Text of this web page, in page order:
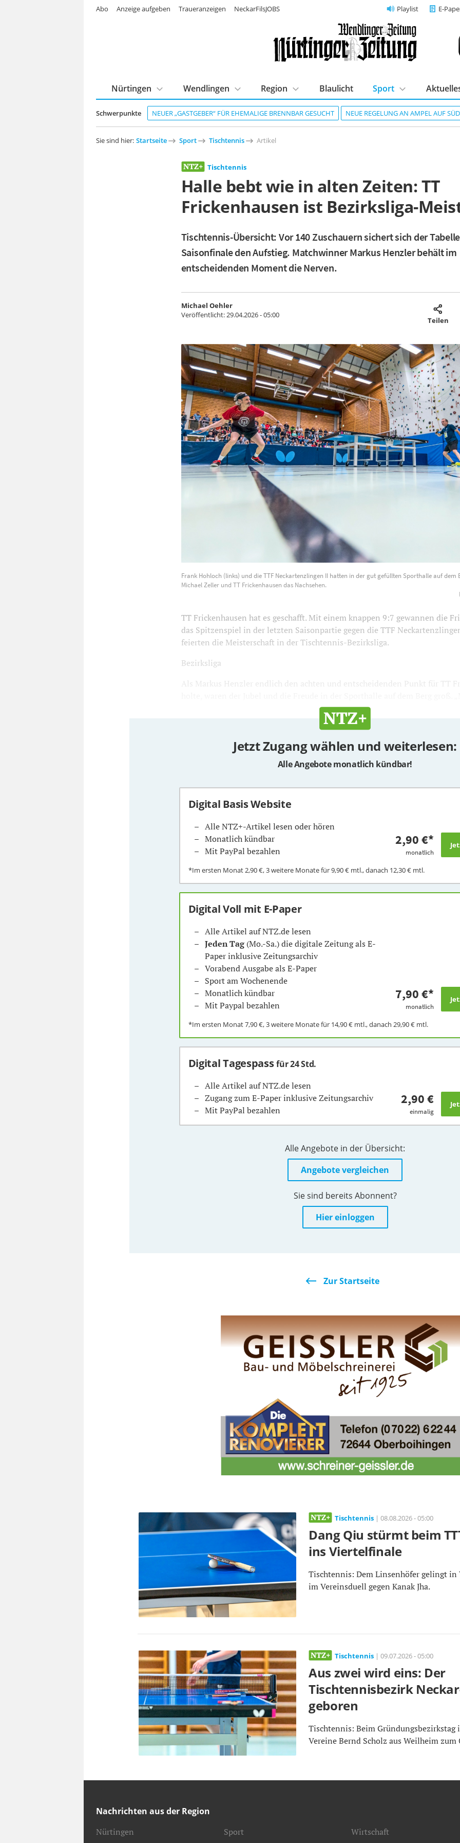
Playlist E-
Schwerpunkte NEUER „GASTGEBER“ FÜR EHEMALIGE BRENNBAR GESUCHT NEUE REGELUNG AN AMPEL AUF
Nürtingen Wendlingen Region Blaulicht Sport
Abo Anzeige aufgeben Traueranzeigen NeckarFilsJOBS
Sie sind hier: Startseite Sport Tischtennis Artikel
Tischtennis
Halle bebt wie in alten Zeiten: TT
Frickenhausen ist Bezirksliga-
Tischtennis-Übersicht: Vor 140 Zuschauern sichert sich der
Saisonfinale den Aufstieg. Matchwinner Markus Henzler behält im
entscheidenden Moment die Nerven.
Michael Oehler
Veröffentlicht:29.04.2026 - 05:00
Teilen
Sporthalle auf dem Berg gegen Michael Zeller und TT Frickenhausen das
Frank Hohloch (links) und die TTF Neckartenzlingen II hatten in der gut gefüllten Sporthalle auf dem
Michael Zeller und TT Frickenhausen das Nachsehen.
TT Frickenhausen hat es geschafft. Mit einem knappen 9:7 gewannen die
das Spitzenspiel in der letzten Saisonpartie gegen die TTF
feierten die Meisterschaft in der Tischtennis-Bezirksliga.
Bezirksliga
Als Markus Henzler endlich den achten und entscheidenden Punkt für TT
Jetzt Zugang wählen und weiterlesen:
Alle Angebote monatlich kündbar!
Digital Basis Website
Alle NTZ+-Artikel lesen oder hören
Monatlich kündbar
Mit PayPal bezahlen
2,90 €*
monatlich
*Im ersten Monat2,90 €, 3 weitere Monate für9,90 €mtl., danach 12,30 €mtl.
Digital Voll mit E-Paper
Alle Artikel auf NTZ.de lesen
Jeden Tag(Mo.-Sa.) die digitale Zeitung als E-
Paper inklusive Zeitungsarchiv
Vorabend Ausgabe als E-Paper
Sport am Wochenende
Monatlich kündbar
Mit Paypal bezahlen
7,90 €*
monatlich
*Im ersten Monat7,90 €, 3 weitere Monate für 14,90 €mtl., danach 29,90 €mtl.
Digital Tagespassfür 24 Std.
Alle Artikel auf NTZ.de lesen
Zugang zum E-Paper inklusive Zeitungsarchiv
Mit PayPal bezahlen
2,90 €
einmalig
Alle Angebote in der Übersicht:
Angebote vergleichen
Sie sind bereits Abonnent?
Hier einloggen
Zur Startseite
Tischtennis | 08.08.2026 - 05:00
Dang Qiu stürmt beim
ins Viertelfinale
Tischtennis: Dem Linsenhöfer gelingt in
im Vereinsduell gegen Kanak Jha.
Tischtennis | 09.07.2026 - 05:00
Aus zwei wird eins: Der
Tischtennisbezirk
geboren
Tischtennis: Beim Gründungsbezirkstag
Vereine Bernd Scholz aus Weilheim zum
Nachrichten aus der Region
Nürtingen
Sport
Wirtschaft